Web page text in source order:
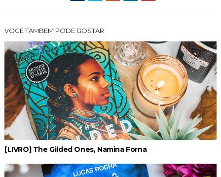
VOCÊ TAMBÉM PODE GOSTAR
[LIVRO] The Gilded Ones, Namina Forna